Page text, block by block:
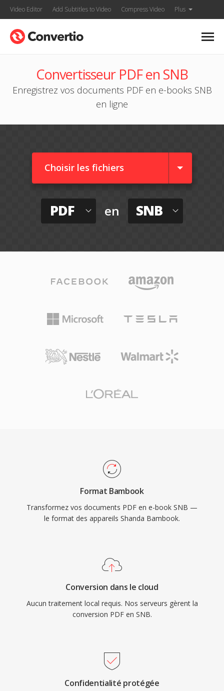
Video Editor Add Subtitles to Video Compress Video Plus
Convertisseur PDF en SNB
Enregistrez vos documents PDF en e-books SNB
en ligne
Choisir les fichiers
PDF en SNB
Format Bambook
Transformez vos documents PDF en e-book SNB —
le format des appareils Shanda Bambook.
Conversion dans le cloud
Aucun traitement local requis. Nos serveurs gèrent la
conversion PDF en SNB.
Confidentialité protégée